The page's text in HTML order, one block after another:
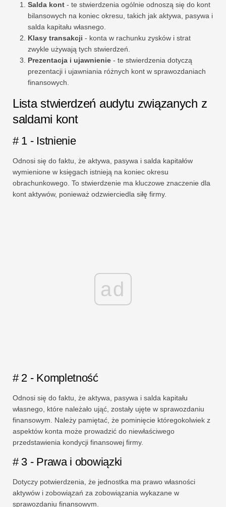
Salda kont - te stwierdzenia ogólnie odnoszą się do kont
bilansowych na koniec okresu, takich jak aktywa, pasywa i
salda kapitału własnego.
Klasy transakcji - konta w rachunku zysków i strat
zwykle używają tych stwierdzeń.
Prezentacja i ujawnienie - te stwierdzenia dotyczą
prezentacji i ujawniania różnych kont w sprawozdaniach
finansowych.
Lista stwierdzeń audytu związanych z
saldami kont
# 1 - Istnienie
Odnosi się do faktu, że aktywa, pasywa i salda kapitałów
wymienione w księgach istnieją na koniec okresu
obrachunkowego. To stwierdzenie ma kluczowe znaczenie dla
kont aktywów, ponieważ odzwierciedla siłę firmy.
ad
# 2 - Kompletność
Odnosi się do faktu, że aktywa, pasywa i salda kapitału
własnego, które należało ująć, zostały ujęte w sprawozdaniu
finansowym. Należy pamiętać, że pominięcie któregokolwiek z
aspektów konta może prowadzić do niewłaściwego
przedstawienia kondycji finansowej firmy.
# 3 - Prawa i obowiązki
Dotyczy potwierdzenia, że ​​jednostka ma prawo własności
aktywów i zobowiązań za zobowiązania wykazane w
sprawozdaniu finansowym.